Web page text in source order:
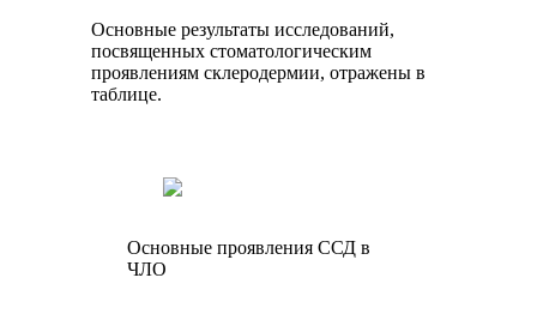
Основные результаты исследований,
посвященных стоматологическим
проявлениям склеродермии, отражены в
таблице.
Основные проявления ССД в
ЧЛО